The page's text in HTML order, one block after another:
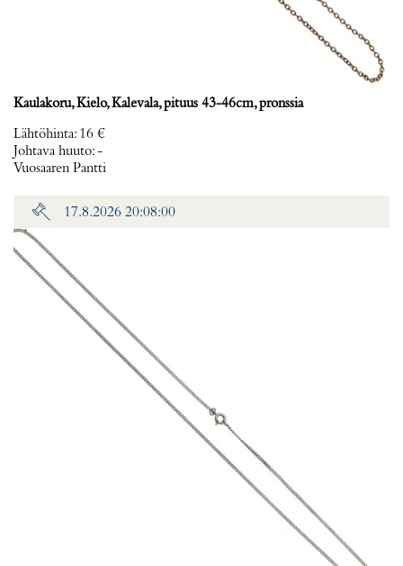
Kaulakoru, Kielo, Kalevala, pituus 43-46cm, pronssia
Lähtöhinta: 16 €
Johtava huuto:-
Vuosaaren Pantti
17.8.2026 20:08:00